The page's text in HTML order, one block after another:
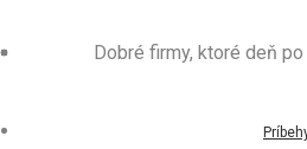
Dobré firmy, ktoré deň